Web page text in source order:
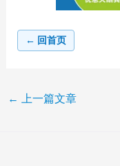
← 回首页
← 上一篇文章